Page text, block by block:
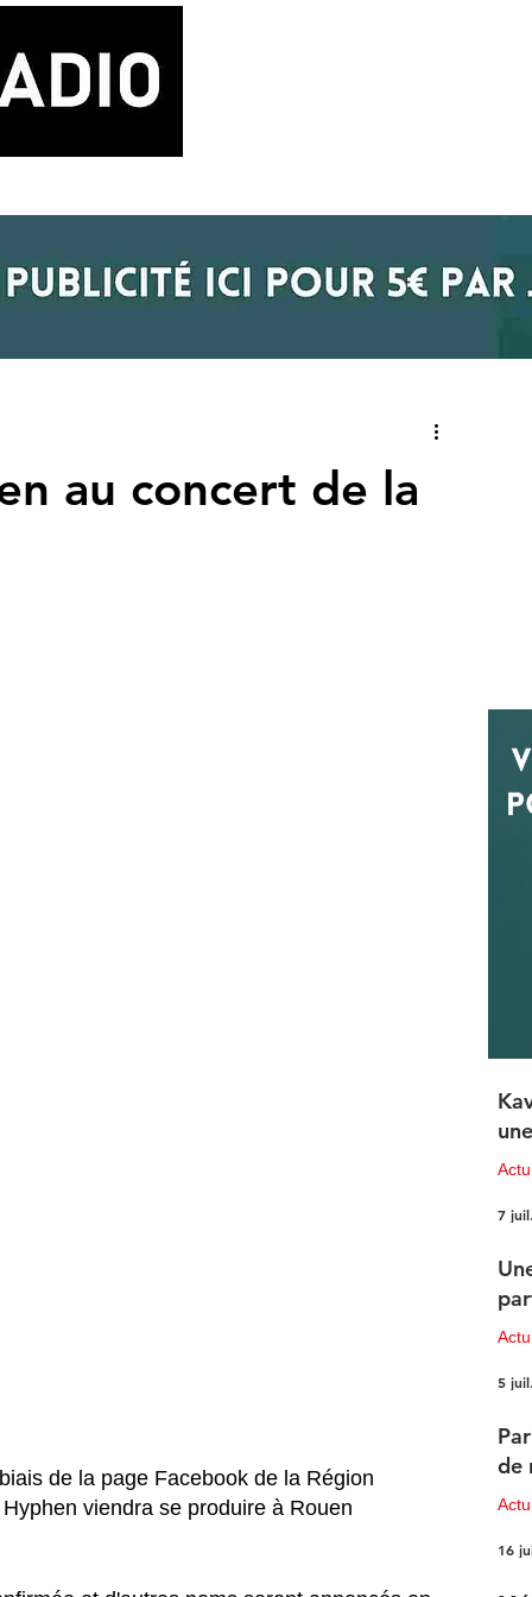
au concert de la
de la page Facebook de la Région
viendra se produire à Rouen
7 juil.
5 juil.
de
16